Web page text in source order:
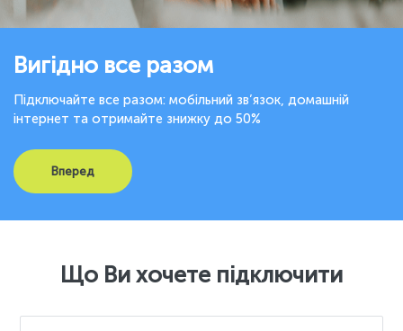
Вигідно все разом
Підключайте все разом: мобільний зв’язок, домашній
інтернет та отримайте знижку до 50%
Вперед
Що Ви хочете підключити